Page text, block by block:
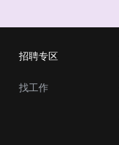
招聘专区
找工作